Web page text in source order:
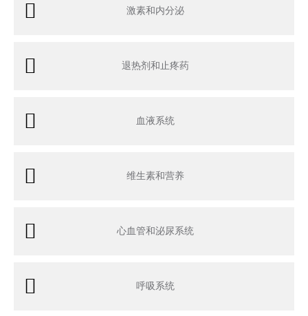
激素和内分泌
退热剂和止疼药
血液系统
维生素和营养
心血管和泌尿系统
呼吸系统